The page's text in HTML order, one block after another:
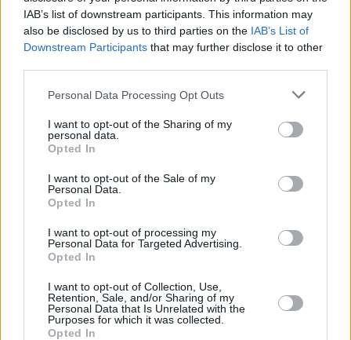
IAB’s list of downstream participants. This information may
also be disclosed by us to third parties on the IAB’s List of
Downstream Participants that may further disclose it to other
Please note that this website/app uses one or more Google
not limited to your visit or usage behaviour. You may click to
grant or deny consent to Google and its third-party tags to
use your data for below specified purposes in below Google
consent section.
Personal Data Processing Opt Outs
I want to opt-out of the Sharing of my
personal data.
Opted In
I want to opt-out of the Sale of my
Personal Data.
Opted In
I want to opt-out of processing my
Personal Data for Targeted Advertising.
Opted In
I want to opt-out of Collection, Use,
Retention, Sale, and/or Sharing of my
Personal Data that Is Unrelated with the
Purposes for which it was collected.
Opted In
Κλέβει την παράσταση ο γιος του, έφτασε τα 2,3 εκατ.
Στιγμές χαλάρωσης με τη σύζυγό του και τον 4χρονο
γιο τους περνάει στη Μύκονο ο αστέρας της